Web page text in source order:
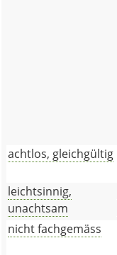
achtlos, gleichgültig
leichtsinnig,
unachtsam
nicht fachgemäss